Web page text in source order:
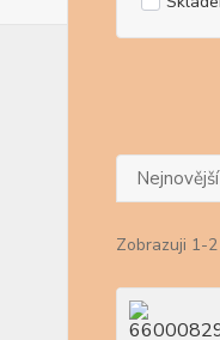
Nejnovější
Zobrazuji 1-